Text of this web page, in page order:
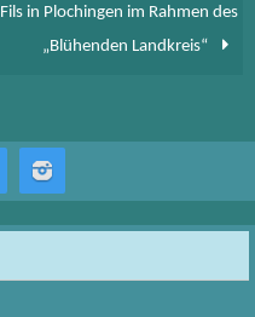
Fils in Plochingen im Rahmen des
„Blühenden Landkreis“